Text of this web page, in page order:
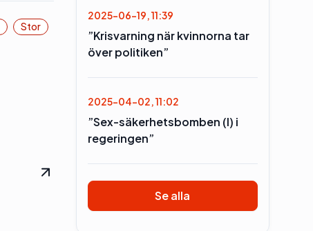
Stor
2025-06-19, 11:39
”Krisvarning när kvinnorna tar
över politiken”
2025-04-02, 11:02
”Sex-säkerhetsbomben (l) i
regeringen”
Se alla